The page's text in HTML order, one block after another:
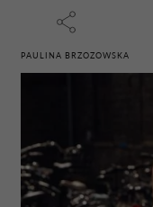
PAULINA BRZOZOWSKA